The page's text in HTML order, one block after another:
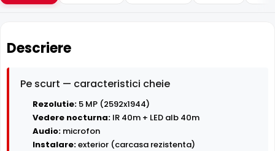
Descriere
Pe scurt — caracteristici cheie
Rezolutie: 5 MP (2592x1944)
Vedere nocturna: IR 40m + LED alb 40m
Audio: microfon
Instalare:exterior (carcasa rezistenta)